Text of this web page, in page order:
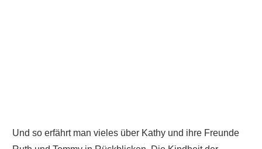
Und so erfährt man vieles über Kathy und ihre Freunde